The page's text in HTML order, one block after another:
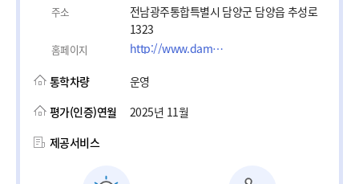
주소
전남광주통합특별시 담양군 담양읍 추성로
1323
홈페이지 http://www.damdong.es.kr
통학차량
운영
평가(인증)연월
2025년 11월
제공서비스